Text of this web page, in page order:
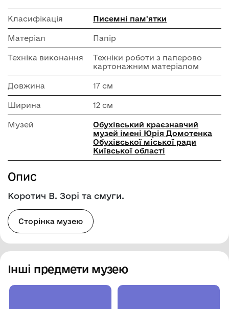
Класифікація Писемні пам'ятки
Матеріал Папір
Техніка виконання
Техніки роботи з паперово
картонажним матеріалом
Довжина 17 см
Ширина 12 см
Музей
Обухівський краєзнавчий
музей імені Юрія Домотенка
Обухівської міської ради
Київської області
Опис
Коротич В. Зорі та смуги.
Сторінка музею
Інші предмети музею